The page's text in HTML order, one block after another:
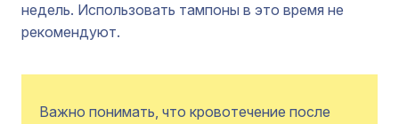
недель. Использовать тампоны в это время не
рекомендуют.
Важно понимать, что кровотечение после